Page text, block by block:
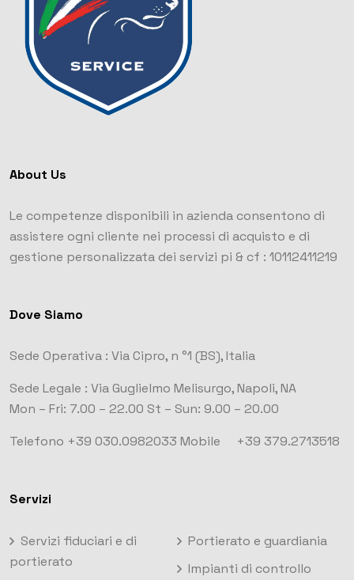
About Us
Le competenze disponibili in azienda consentono di
assistere ogni cliente nei processi di acquisto e di
gestione personalizzata dei servizi pi & cf : 10112411219
Dove Siamo
Sede Operativa : Via Cipro, n °1 (BS), Italia
Sede Legale : Via Guglielmo Melisurgo, Napoli, NA
Mon – Fri: 7.00 – 22.00 St – Sun: 9.00 – 20.00
Telefono +39 030.0982033 Mobile +39 379.2713518
Servizi
Servizi fiduciari e di
portierato
Portierato e guardiania
Impianti di controllo